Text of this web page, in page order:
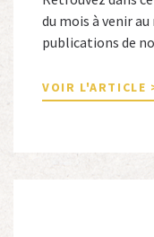
du mois à venir
publications de
Cordeboeuf,
Nouvelles
autres […]
VOIR L'ARTICLE